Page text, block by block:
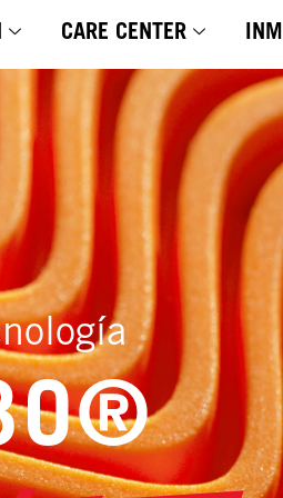
CARE CENTER